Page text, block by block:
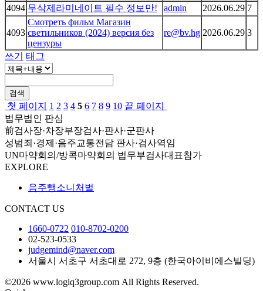
4094 무삭제라미네이트 필수 정보만! admin 2026.06.29 7
4093
Смотреть фильм Магазин
светильников (2024) версия без
цензуры
re@bv.hg 2026.06.29 3
쓰기 태그
검색
첫 페이지 1 2 3 4 5 6 7 8 9 10 끝 페이지
법무법인 판심
前검사장·차장부장검사·판사·군판사
성범죄·경제·음주교통전담 판사·검사역임
UN마약회의/방콕마약회의 법무부검사대표참가
EXPLORE
음주뺑소니처벌
CONTACT US
1660-0722 010-8702-0200
02-523-0533
judgemind@naver.com
서울시 서초구 서초대로 272, 9층 (한국아이비에스빌딩)
©2026 www.logiq3group.com All Rights Reserved.